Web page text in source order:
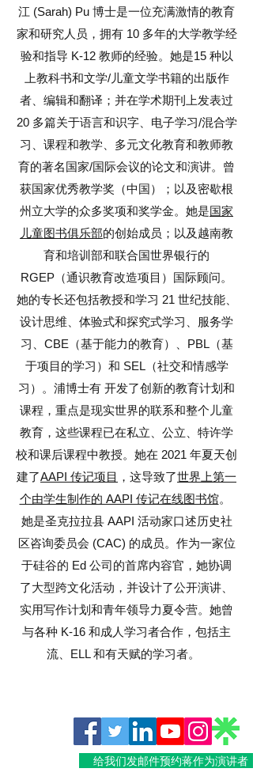
江 (Sarah) Pu 博士是一位充满激情的教育
家和研究人员，拥有 10 多年的大学教学经
验和指导 K-12 教师的经验。她是15 种以
上教科书和文学/儿童文学书籍的出版作
者、编辑和翻译；并在学术期刊上发表过
20 多篇关于语言和识字、电子学习/混合学
习、课程和教学、多元文化教育和教师教
育的著名国家/国际会议的论文和演讲。曾
获国家优秀教学奖（中国）；以及密歇根
州立大学的众多奖项和奖学金。她是国家
儿童图书俱乐部的创始成员；以及越南教
育和培训部和联合国世界银行的
RGEP（通识教育改造项目）国际顾问。
她的专长还包括教授和学习 21 世纪技能、
设计思维、体验式和探究式学习、服务学
习、CBE（基于能力的教育）、PBL（基
于项目的学习）和 SEL（社交和情感学
习）。浦博士有 开发了创新的教育计划和
课程，重点是现实世界的联系和整个儿童
教育，这些课程已在私立、公立、特许学
校和课后课程中教授。她在 2021 年夏天创
建了AAPI 传记项目 ，这导致了世界上第一
个由学生制作的 AAPI 传记在线图书馆。
她是圣克拉拉县 AAPI 活动家口述历史社
区咨询委员会 (CAC) 的成员。作为一家位
于硅谷的 Ed 公司的首席内容官，她协调
了大型跨文化活动，并设计了公开演讲、
实用写作计划和青年领导力夏令营。她曾
与各种 K-16 和成人学习者合作，包括主
流、ELL 和有天赋的学习者。
给我们发邮件预约蒋作为演讲者